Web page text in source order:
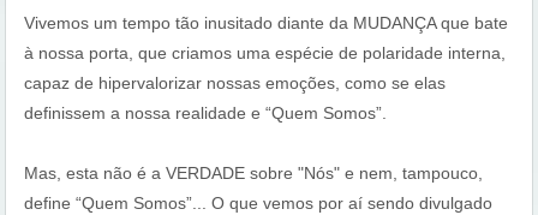
Vivemos um tempo tão inusitado diante da MUDANÇA que bate
à nossa porta, que criamos uma espécie de polaridade interna,
capaz de hipervalorizar nossas emoções, como se elas
definissem a nossa realidade e “Quem Somos”.
Mas, esta não é a VERDADE sobre "Nós" e nem, tampouco,
define “Quem Somos”... O que vemos por aí sendo divulgado